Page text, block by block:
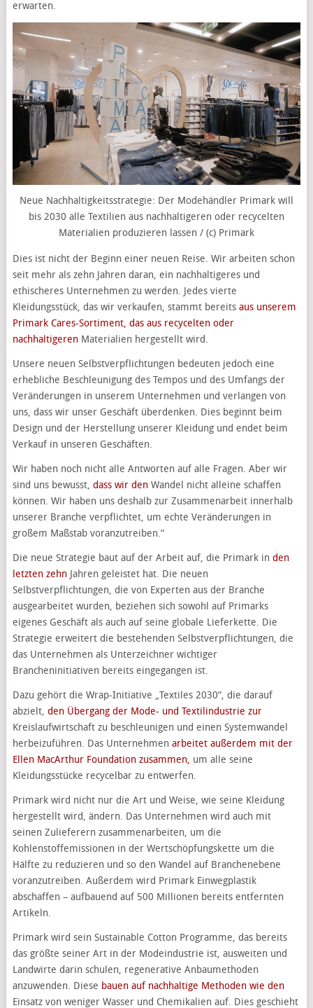
erwarten.
Neue Nachhaltigkeitsstrategie: Der Modehändler Primark will
bis 2030 alle Textilien aus nachhaltigeren oder recycelten
Materialien produzieren lassen / (c) Primark
Dies ist nicht der Beginn einer neuen Reise. Wir arbeiten schon
seit mehr als zehn Jahren daran, ein nachhaltigeres und
ethischeres Unternehmen zu werden. Jedes vierte
Kleidungsstück, das wir verkaufen, stammt bereits aus unserem
Primark Cares-Sortiment, das aus recycelten oder
nachhaltigerenMaterialien hergestellt wird.
Unsere neuen Selbstverpflichtungen bedeuten jedoch eine
erhebliche Beschleunigung des Tempos und des Umfangs der
Veränderungen in unserem Unternehmen und verlangen von
uns, dass wir unser Geschäft überdenken. Dies beginnt beim
Design und der Herstellung unserer Kleidung und endet beim
Verkauf in unseren Geschäften.
Wir haben noch nicht alle Antworten auf alle Fragen. Aber wir
sind uns bewusst, dass wir denWandel nicht alleine schaffen
können. Wir haben uns deshalb zur Zusammenarbeit innerhalb
unserer Branche verpflichtet, um echte Veränderungen in
großem Maßstab voranzutreiben.“
Die neue Strategie baut auf der Arbeit auf, die Primark in den
letzten zehnJahren geleistet hat. Die neuen
Selbstverpflichtungen, die von Experten aus der Branche
ausgearbeitet wurden, beziehen sich sowohl auf Primarks
eigenes Geschäft als auch auf seine globale Lieferkette. Die
Strategie erweitert die bestehenden Selbstverpflichtungen, die
das Unternehmen als Unterzeichner wichtiger
Brancheninitiativen bereits eingegangen ist.
Dazu gehört die Wrap-Initiative „Textiles 2030“, die darauf
abzielt, den Übergang der Mode- und Textilindustrie zur
Kreislaufwirtschaft zu beschleunigen und einen Systemwandel
herbeizuführen. Das Unternehmen arbeitet außerdem mit der
Ellen MacArthur Foundation zusammen, um alle seine
Kleidungsstücke recycelbar zu entwerfen.
Primark wird nicht nur die Art und Weise, wie seine Kleidung
hergestellt wird, ändern. Das Unternehmen wird auch mit
seinen Zulieferern zusammenarbeiten, um die
Kohlenstoffemissionen in der Wertschöpfungskette um die
Hälfte zu reduzieren und so den Wandel auf Branchenebene
voranzutreiben. Außerdem wird Primark Einwegplastik
abschaffen – aufbauend auf 500 Millionen bereits entfernten
Artikeln.
Primark wird sein Sustainable Cotton Programme, das bereits
das größte seiner Art in der Modeindustrie ist, ausweiten und
Landwirte darin schulen, regenerative Anbaumethoden
anzuwenden. Diese bauen auf nachhaltige Methoden wie den
Einsatz von weniger Wasser und Chemikalien auf. Dies geschieht